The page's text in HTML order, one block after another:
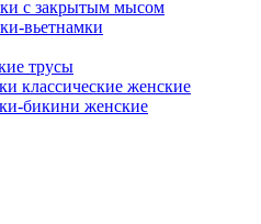
с закрытым мысом
вьетнамки
трусы
классические женские
бикини женские